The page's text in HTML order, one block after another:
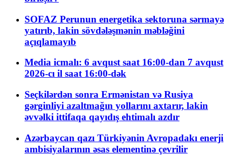
SOFAZ Perunun energetika sektoruna sərmayə
yatırıb, lakin sövdələşmənin məbləğini
açıqlamayıb
Media icmalı: 6 avqust saat 16:00-dan 7 avqust
2026-cı il saat 16:00-dək
Seçkilərdən sonra Ermənistan və Rusiya
gərginliyi azaltmağın yollarını axtarır, lakin
əvvəlki ittifaqa qayıdış ehtimalı azdır
Azərbaycan qazı Türkiyənin Avropadakı enerji
ambisiyalarının əsas elementinə çevrilir